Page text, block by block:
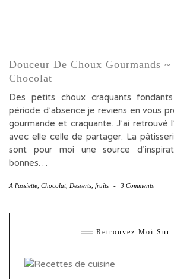
Douceur De Choux Gourmands
Chocolat
Des petits choux craquants
période d’absence je reviens en vous
gourmande et craquante. J’ai retrouvé
avec elle celle de partager. La
sont pour moi une source
bonnes…
A l'assiette Chocolat, Desserts fruits - 3 Comments
Retrouvez Moi Sur